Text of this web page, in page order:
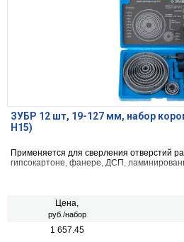
ЗУБР 12 шт, 19-127 мм, набор
H15)
Применяется для сверления отверстий
гипсокартоне, фанере, ДСП,
Цена,
руб./набор
1 657.45